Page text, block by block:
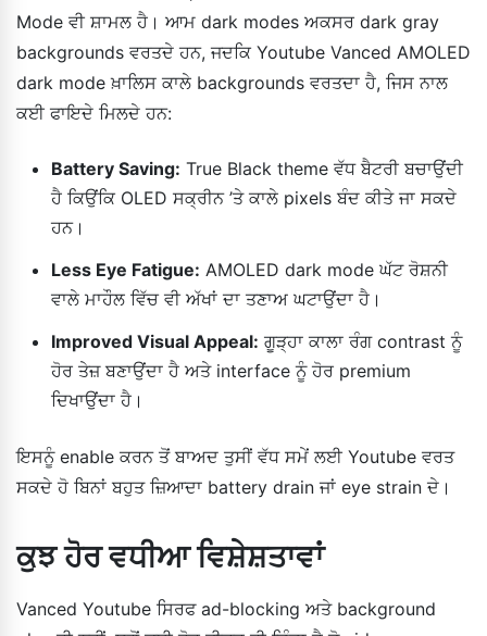
Mode ਵੀ ਸ਼ਾਮਲ ਹੈ। ਆਮ dark modes ਅਕਸਰ dark gray
backgrounds ਵਰਤਦੇ ਹਨ, ਜਦਕਿ Youtube Vanced AMOLED
dark mode ਖ਼ਾਲਿਸ ਕਾਲੇ backgrounds ਵਰਤਦਾ ਹੈ, ਜਿਸ ਨਾਲ
ਕਈ ਫਾਇਦੇ ਮਿਲਦੇ ਹਨ:
Battery Saving: True Black theme ਵੱਧ ਬੈਟਰੀ ਬਚਾਉਂਦੀ
ਹੈ ਕਿਉਂਕਿ OLED ਸਕ੍ਰੀਨ ’ਤੇ ਕਾਲੇ pixels ਬੰਦ ਕੀਤੇ ਜਾ ਸਕਦੇ
ਹਨ।
Less Eye Fatigue: AMOLED dark mode ਘੱਟ ਰੋਸ਼ਨੀ
ਵਾਲੇ ਮਾਹੌਲ ਵਿੱਚ ਵੀ ਅੱਖਾਂ ਦਾ ਤਣਾਅ ਘਟਾਉਂਦਾ ਹੈ।
Improved Visual Appeal: ਗੂੜ੍ਹਾ ਕਾਲਾ ਰੰਗ contrast ਨੂੰ
ਹੋਰ ਤੇਜ਼ ਬਣਾਉਂਦਾ ਹੈ ਅਤੇ interface ਨੂੰ ਹੋਰ premium
ਦਿਖਾਉਂਦਾ ਹੈ।
ਇਸਨੂੰ enable ਕਰਨ ਤੋਂ ਬਾਅਦ ਤੁਸੀਂ ਵੱਧ ਸਮੇਂ ਲਈ Youtube ਵਰਤ
ਸਕਦੇ ਹੋ ਬਿਨਾਂ ਬਹੁਤ ਜ਼ਿਆਦਾ battery drain ਜਾਂ eye strain ਦੇ।
ਕੁਝ ਹੋਰ ਵਧੀਆ ਵਿਸ਼ੇਸ਼ਤਾਵਾਂ
Vanced Youtube ਸਿਰਫ ad-blocking ਅਤੇ background